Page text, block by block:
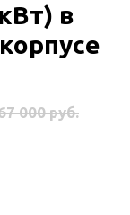
в
000 руб.